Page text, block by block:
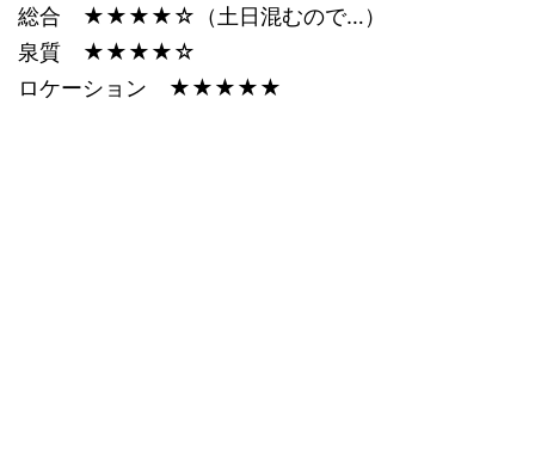
総合 ★★★★☆（土日混むので…）
泉質 ★★★★☆
ロケーション ★★★★★